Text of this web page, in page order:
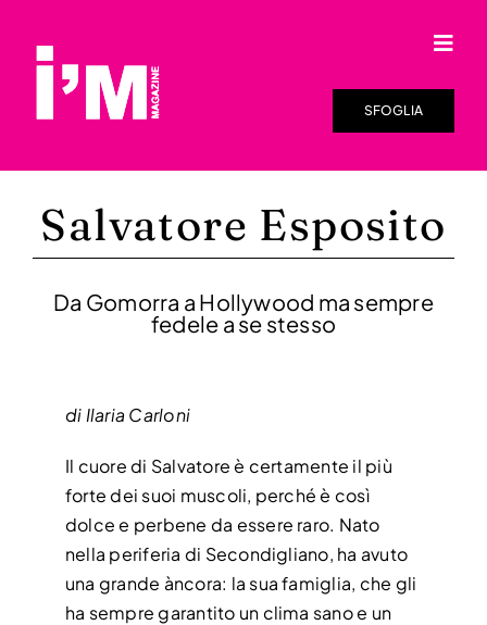
contenuto
I’M ONLINE
RASSEGNA STAMPA
CHI SIAMO
CONTATTI
SFOGLIA
Salvatore Esposito
Da Gomorra a Hollywood ma sempre
fedele a se stesso
di Ilaria Carloni
Il cuore di Salvatore è certamente il più
forte dei suoi muscoli, perché è così
dolce e perbene da essere raro. Nato
nella periferia di Secondigliano, ha avuto
una grande àncora: la sua famiglia, che gli
ha sempre garantito un clima sano e un